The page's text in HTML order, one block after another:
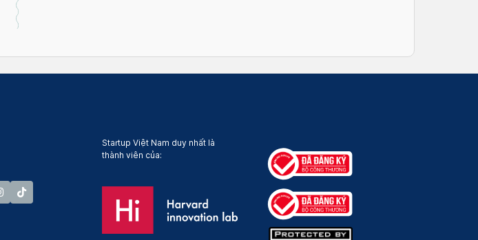
Startup Việt Nam duy nhất là
thành viên của: